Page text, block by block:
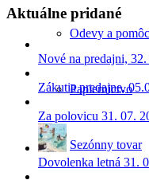
Odevy a
Papiernictvo
Sezónny tovar
Aktuálne pridané
Nové na predajni,
Zákutia predajne,
Za polovicu 31. 07.
Dovolenka letná 31.